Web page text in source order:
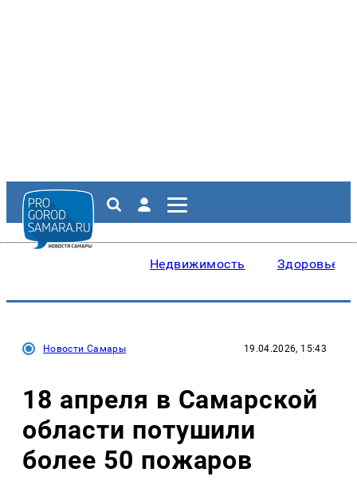
Недвижимость Здоровье
Новости Самары 19.04.2026, 15:43
18 апреля в Самарской
области потушили
более 50 пожаров